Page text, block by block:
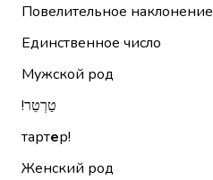
Повелительное наклонение
Единственное число
Мужской род
טַרְטֵר!‏
тартер!
Женский род